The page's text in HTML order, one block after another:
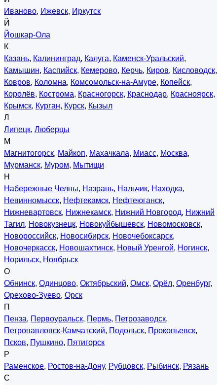
Иваново, Ижевск, Иркутск
Й
Йошкар-Ола
К
Казань, Калининград, Калуга, Каменск-Уральский,
Камышин, Каспийск, Кемерово, Керчь, Киров, Кисловодск,
Ковров, Коломна, Комсомольск-на-Амуре, Копейск,
Королёв, Кострома, Красногорск, Краснодар, Красноярск,
Крымск, Курган, Курск, Кызыл
Л
Липецк, Люберцы
М
Магнитогорск, Майкоп, Махачкала, Миасс, Москва,
Мурманск, Муром, Мытищи
Н
Набережные Челны, Назрань, Нальчик, Находка,
Невинномысск, Нефтекамск, Нефтеюганск,
Нижневартовск, Нижнекамск, Нижний Новгород, Нижний
Тагил, Новокузнецк, Новокуйбышевск, Новомосковск,
Новороссийск, Новосибирск, Новочебоксарск,
Новочеркасск, Новошахтинск, Новый Уренгой, Ногинск,
Норильск, Ноябрьск
О
Обнинск, Одинцово, Октябрьский, Омск, Орёл, Оренбург,
Орехово-Зуево, Орск
П
Пенза, Первоуральск, Пермь, Петрозаводск,
Петропавловск-Камчатский, Подольск, Прокопьевск,
Псков, Пушкино, Пятигорск
Р
Раменское, Ростов-на-Дону, Рубцовск, Рыбинск, Рязань
С